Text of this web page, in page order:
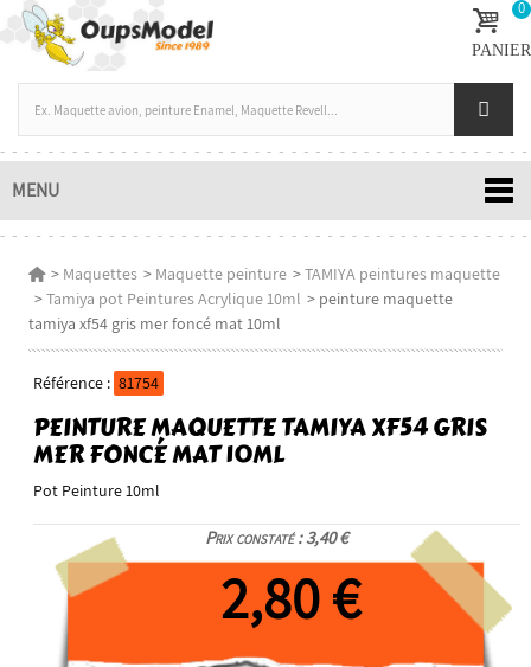
0
PANIER
MENU
> Maquettes > Maquette peinture >TAMIYA peintures maquette
>Tamiya pot Peintures Acrylique 10ml > peinture maquette
tamiya xf54 gris mer foncé mat 10ml
Référence : 81754
PEINTURE MAQUETTE TAMIYA XF54 GRIS
MER FONCÉ MAT 10ML
Pot Peinture 10ml
Prix constaté : 3,40 €
2,80 €